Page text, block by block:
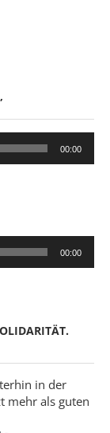
00:00
00:00
in der
mehr als guten